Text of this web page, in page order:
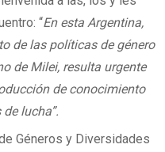
“En esta Argentina,
de las políticas de género
de Milei, resulta urgente
de conocimiento
lucha”.
Géneros y Diversidades